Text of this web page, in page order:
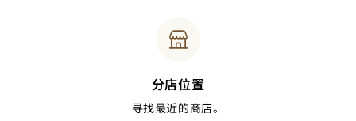
分店位置
寻找最近的商店。